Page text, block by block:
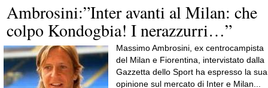
Ambrosini:”Inter avanti al Milan: che
colpo Kondogbia! I nerazzurri…”
Massimo Ambrosini, ex centrocampista
del Milan e Fiorentina, intervistato dalla
Gazzetta dello Sport ha espresso la sua
opinione sul mercato di Inter e Milan...